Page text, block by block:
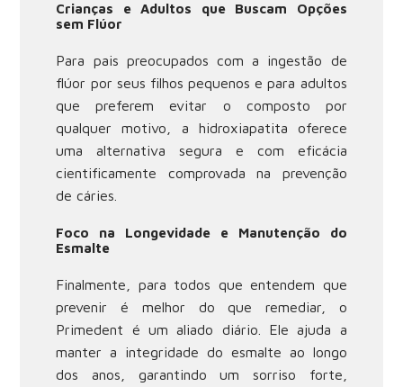
Crianças e Adultos que Buscam Opções
sem Flúor
Para pais preocupados com a ingestão de
flúor por seus filhos pequenos e para adultos
que preferem evitar o composto por
qualquer motivo, a hidroxiapatita oferece
uma alternativa segura e com eficácia
cientificamente comprovada na prevenção
de cáries.
Foco na Longevidade e Manutenção do
Esmalte
Finalmente, para todos que entendem que
prevenir é melhor do que remediar, o
Primedent é um aliado diário. Ele ajuda a
manter a integridade do esmalte ao longo
dos anos, garantindo um sorriso forte,